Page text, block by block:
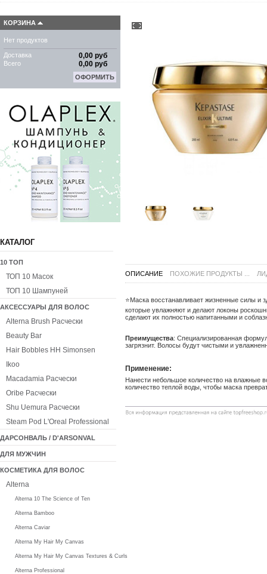
ОПИСАНИЕ ПОХОЖИЕ ПРОДУКТЫ ...
⭐️Маска восстанавливает жизненные силы
которые увлажняют и делают локоны
сделают их полностью напитанными и
Преимущества: Специализированная
загрязнит. Волосы будут чистыми и
Применение:
Нанести небольшое количество на влажные
количество теплой воды, чтобы маска
КОРЗИНА
Нет продуктов
Доставка 0,00 руб
Всего 0,00 руб
ОФОРМИТЬ
КАТАЛОГ
10 ТОП
ТОП 10 Масок
ТОП 10 Шампуней
АКСЕССУАРЫ ДЛЯ ВОЛОС
Alterna Brush Расчески
Beauty Bar
Hair Bobbles HH Simonsen
Ikoo
Macadamia Расчески
Oribe Расчески
Shu Uemura Расчески
Steam Pod L'Oreal Professional
ДАРСОНВАЛЬ / D'ARSONVAL
ДЛЯ МУЖЧИН
КОСМЕТИКА ДЛЯ ВОЛОС
Alterna
Alterna 10 The Science of Ten
Alterna Bamboo
Alterna Caviar
Alterna My Hair My Canvas
Alterna My Hair My Canvas Textures & Curls
Alterna Professional